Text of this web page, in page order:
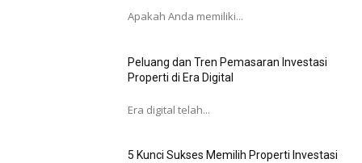
Apakah Anda memiliki...
Peluang dan Tren Pemasaran Investasi
Properti di Era Digital
Era digital telah...
5 Kunci Sukses Memilih Properti Investasi